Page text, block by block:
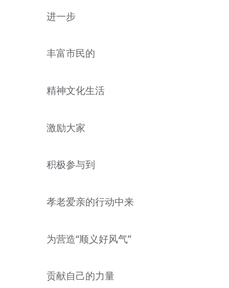
进一步
丰富市民的
精神文化生活
激励大家
积极参与到
孝老爱亲的行动中来
为营造“顺义好风气”
贡献自己的力量